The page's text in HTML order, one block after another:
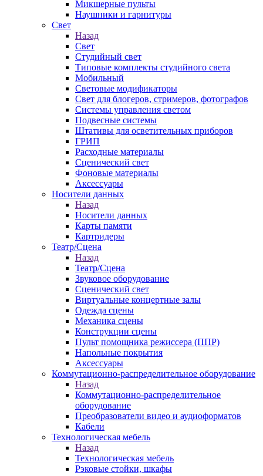
Микшерные пульты
Наушники и гарнитуры
Свет
Назад
Свет
Студийный свет
Типовые комплекты студийного света
Мобильный
Световые модификаторы
Свет для блогеров, стримеров, фотографов
Системы управления светом
Подвесные системы
Штативы для осветительных приборов
ГРИП
Расходные материалы
Сценический свет
Фоновые материалы
Аксессуары
Носители данных
Назад
Носители данных
Карты памяти
Картридеры
Театр/Сцена
Назад
Театр/Сцена
Звуковое оборудование
Сценический свет
Виртуальные концертные залы
Одежда сцены
Механика сцены
Конструкции сцены
Пульт помощника режиссера (ППР)
Напольные покрытия
Аксессуары
Коммутационно-распределительное оборудование
Назад
Коммутационно-распределительное
оборудование
Преобразователи видео и аудиоформатов
Кабели
Технологическая мебель
Назад
Технологическая мебель
Рэковые стойки, шкафы